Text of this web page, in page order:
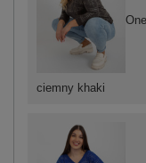
ciemny khaki